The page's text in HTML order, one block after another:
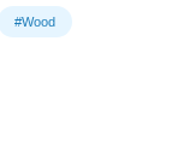
#Wood